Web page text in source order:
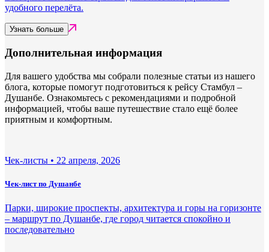
удобного перелёта.
Узнать больше
Дополнительная информация
Для вашего удобства мы собрали полезные статьи из нашего
блога, которые помогут подготовиться к рейсу Стамбул –
Душанбе. Ознакомьтесь с рекомендациями и подробной
информацией, чтобы ваше путешествие стало ещё более
приятным и комфортным.
Чек-листы • 22 апреля, 2026
Чек-лист по Душанбе
Парки, широкие проспекты, архитектура и горы на горизонте
– маршрут по Душанбе, где город читается спокойно и
последовательно